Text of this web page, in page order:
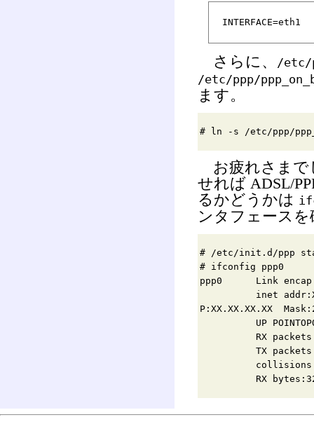
INTERFACE=eth1
さらに、
/etc/
/etc/ppp/
ます。
# ln -s /etc/ppp/
お疲れさまで
せれば ADSL/
るかどうかは
ンタフェース
# /etc/init.d/ppp
# ifconfig ppp0
ppp0 Link
inet
P:XX.XX.XX.XX
UP POINTOPOINT
RX
TX
collisions:0
RX